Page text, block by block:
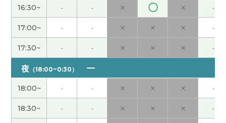
JJ老师，谢谢。辛苦了~。也祝您周末愉快。下次见
啦！( 50代 男性 )
今天第一次上您的课，谢谢您！ 也谢谢您把我没听
懂的单词发给我。 以后也请多多关照，期待下次再
见！( 40代 男性 )
谢谢老师，下次见！ ( 40代 )
16:30~ - - × 〇 × -
17:00~ - - × × × -
17:30~ - - × × × -
夜 （18:00~0:30）
18:00~ - - × × × -
18:30~ - - × × × -